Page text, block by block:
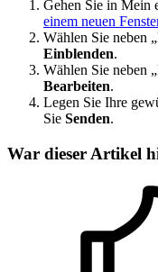
Gehen Sie in Mein
einem neuen
Wählen Sie neben
Einblenden.
Wählen Sie neben
Bearbeiten.
Legen Sie Ihre
Sie Senden.
War dieser Artikel